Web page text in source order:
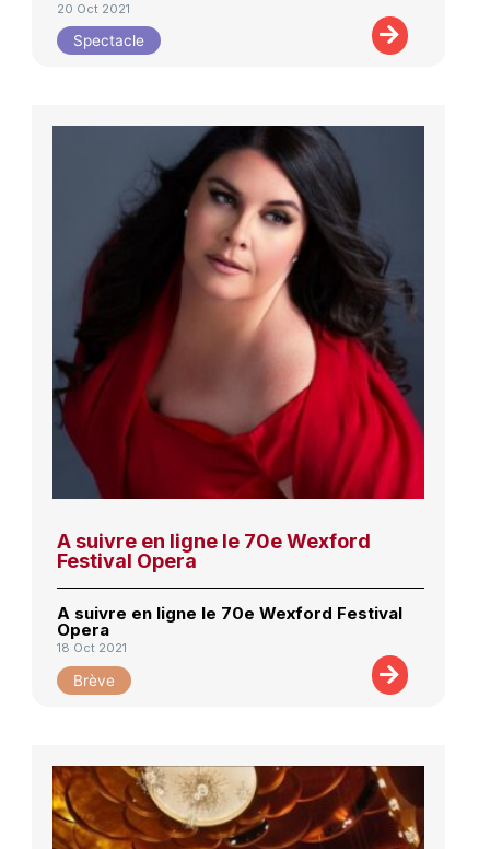
20 Oct 2021
Spectacle
A suivre en ligne le 70e Wexford
Festival Opera
A suivre en ligne le 70e Wexford Festival
Opera
18 Oct 2021
Brève